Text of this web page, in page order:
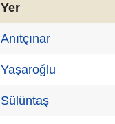
Yer
Anıtçınar
Yaşaroğlu
Sülüntaş